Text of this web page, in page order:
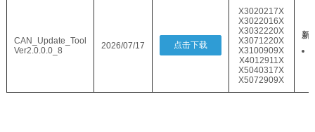
CAN_Update_Tool
Ver2.0.0.0_8
2026/07/17 点击下载
X3020217X
X3022016X
X3032220X
X3071220X
X3100909X
X4012911X
X5040317X
X5072909X
新